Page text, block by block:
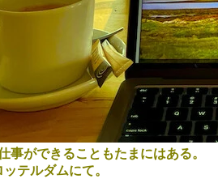
事ができることもたまにはある。
テルダムにて。